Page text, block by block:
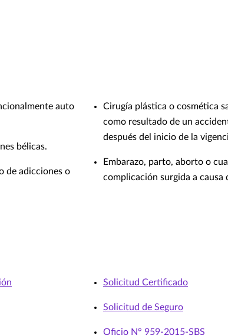
auto
bélicas.
de adicciones o
Cirugía plástica o cosmética
como resultado de un
después del inicio de la
Embarazo, parto, aborto o
complicación surgida a causa
Solicitud Certificado
Solicitud de Seguro
Oficio N° 959-2015-SBS